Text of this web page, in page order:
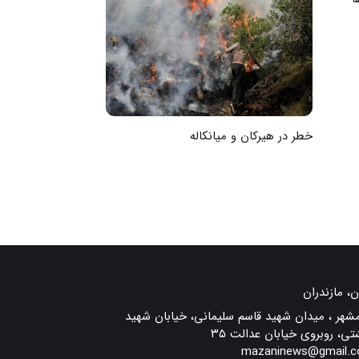
خطر در هیرکان و میانکاله
مازندران
، میدان شهید قاسم سلیمانی، خیابان شهید
روبروی خیابان عدالت ۳۵